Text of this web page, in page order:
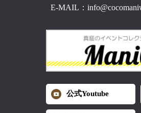
E-MAIL：
公式Youtube